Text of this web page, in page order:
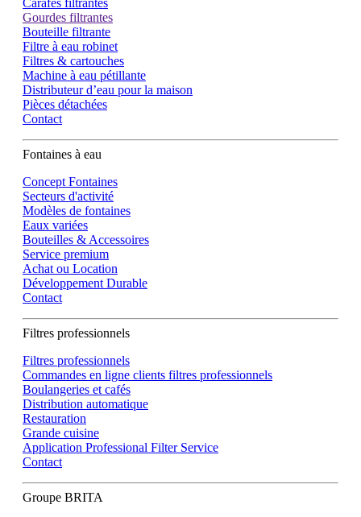
Carafes filtrantes
Gourdes filtrantes
Bouteille filtrante
Filtre à eau robinet
Filtres & cartouches
Machine à eau pétillante
Distributeur d’eau pour la maison
Pièces détachées
Contact
Fontaines à eau
Concept Fontaines
Secteurs d'activité
Modèles de fontaines
Eaux variées
Bouteilles & Accessoires
Service premium
Achat ou Location
Développement Durable
Contact
Filtres professionnels
Filtres professionnels
Commandes en ligne clients filtres professionnels
Boulangeries et cafés
Distribution automatique
Restauration
Grande cuisine
Application Professional Filter Service
Contact
Groupe BRITA